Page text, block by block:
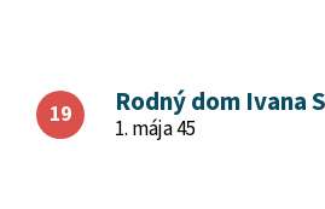
Rodný dom Ivana
1. mája 45